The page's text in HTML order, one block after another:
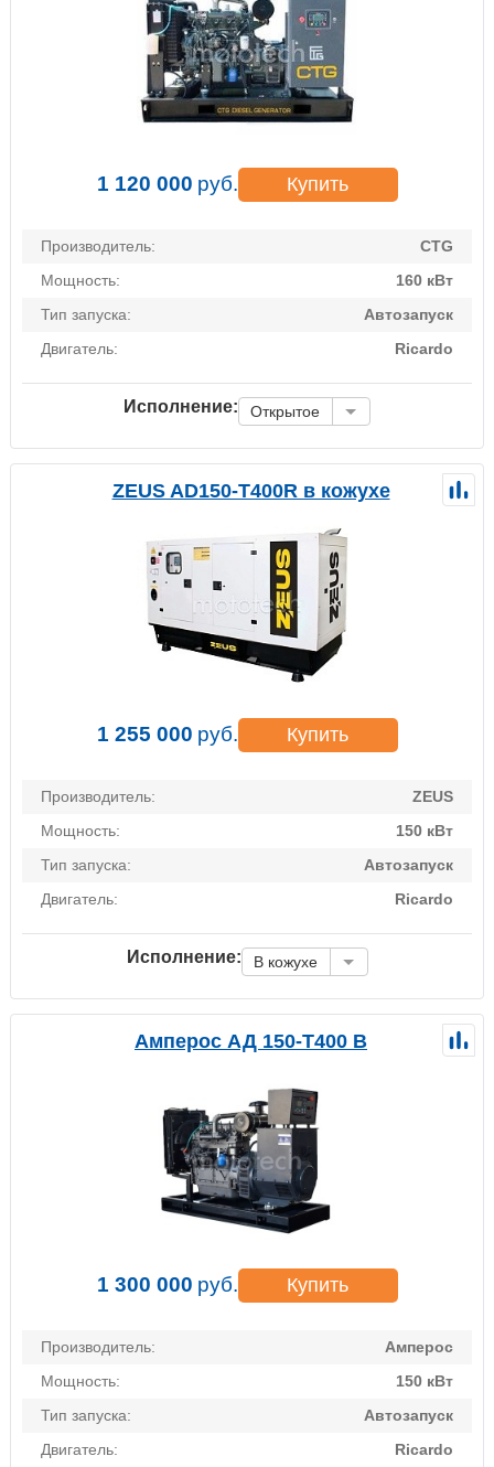
1 120 000 руб. Купить
Производитель:
CTG
Мощность:
160 кВт
Тип запуска:
Автозапуск
Двигатель:
Ricardo
Исполнение: Открытое
ZEUS AD150-T400R в кожухе
1 255 000 руб. Купить
Производитель:
ZEUS
Мощность:
150 кВт
Тип запуска:
Автозапуск
Двигатель:
Ricardo
Исполнение: В кожухе
Амперос АД 150-Т400 B
1 300 000 руб. Купить
Производитель:
Амперос
Мощность:
150 кВт
Тип запуска:
Автозапуск
Двигатель:
Ricardo